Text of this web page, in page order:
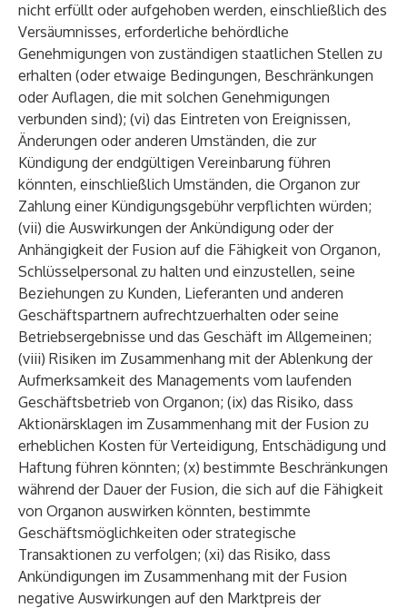
nicht erfüllt oder aufgehoben werden, einschließlich des
Versäumnisses, erforderliche behördliche
Genehmigungen von zuständigen staatlichen Stellen zu
erhalten (oder etwaige Bedingungen, Beschränkungen
oder Auflagen, die mit solchen Genehmigungen
verbunden sind); (vi) das Eintreten von Ereignissen,
Änderungen oder anderen Umständen, die zur
Kündigung der endgültigen Vereinbarung führen
könnten, einschließlich Umständen, die Organon zur
Zahlung einer Kündigungsgebühr verpflichten würden;
(vii) die Auswirkungen der Ankündigung oder der
Anhängigkeit der Fusion auf die Fähigkeit von Organon,
Schlüsselpersonal zu halten und einzustellen, seine
Beziehungen zu Kunden, Lieferanten und anderen
Geschäftspartnern aufrechtzuerhalten oder seine
Betriebsergebnisse und das Geschäft im Allgemeinen;
(viii) Risiken im Zusammenhang mit der Ablenkung der
Aufmerksamkeit des Managements vom laufenden
Geschäftsbetrieb von Organon; (ix) das Risiko, dass
Aktionärsklagen im Zusammenhang mit der Fusion zu
erheblichen Kosten für Verteidigung, Entschädigung und
Haftung führen könnten; (x) bestimmte Beschränkungen
während der Dauer der Fusion, die sich auf die Fähigkeit
von Organon auswirken könnten, bestimmte
Geschäftsmöglichkeiten oder strategische
Transaktionen zu verfolgen; (xi) das Risiko, dass
Ankündigungen im Zusammenhang mit der Fusion
negative Auswirkungen auf den Marktpreis der